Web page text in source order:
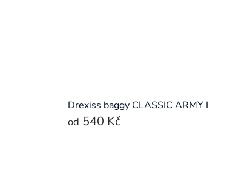
Drexiss baggy CLASSIC ARMY I
od 540 Kč